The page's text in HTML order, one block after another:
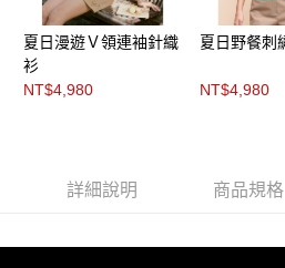
任。
４．使用「AFTEE先享後付」時，將依據
時審查核予不同之上限額度；若仍有額度
請求用戶進行身份認證。
５．嚴禁一人註冊多個帳號或使用他人資訊
恩沛科技股份有限公司將有權停止該用戶
免運費
夏日漫遊Ｖ領連袖針織
衫
NT$4,980
夏日野餐刺
NT$4,980
詳細說明 商品規格